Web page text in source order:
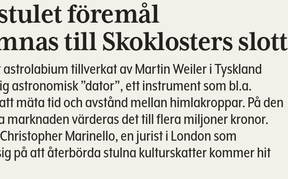
föremål
till Skoklosters slott
tillverkat av Martin Weiler i Tyskland
astronomisk ”dator”, ett instrument som bl.a.
mäta tid och avstånd mellan himlakroppar. På den
marknaden värderas det till flera miljoner kronor.
Marinello, en jurist i London som
på att återbörda stulna kulturskatter kommer hit